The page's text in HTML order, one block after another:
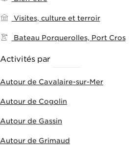
Visites, culture et terroir
Bateau Porquerolles, Port Cros
Activités par
Autour de Cavalaire-sur-Mer
Autour de Cogolin
Autour de Gassin
Autour de Grimaud